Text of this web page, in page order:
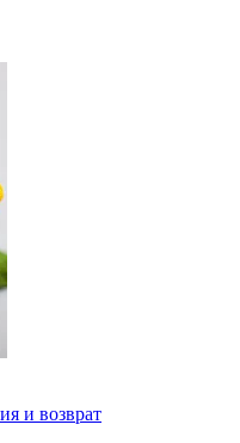
и возврат